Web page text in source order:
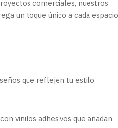
comerciales, nuestros
un toque único a cada espacio
que reflejen tu estilo
vinilos adhesivos que añadan